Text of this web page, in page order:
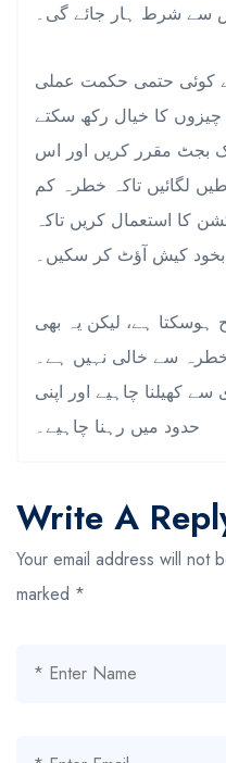
سے شرط ہار جائے گی۔
کوئی حتمی حکمت عملی
چیزوں کا خیال رکھ سکتے
بجٹ مقرر کریں اور اس
لگائیں تاکہ خطرہ کم
کا استعمال کریں تاکہ
کیش آؤٹ کر سکیں۔
ہوسکتا ہے، لیکن یہ بھی
سے خالی نہیں ہے۔
کھیلنا چاہیے اور اپنی
حدود میں رہنا چاہیے۔
Write A
Your email address will not
marked *